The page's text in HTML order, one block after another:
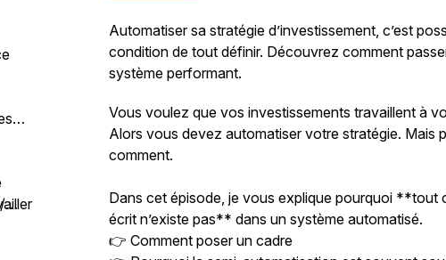
Automatiser sa stratégie d’investissement, c’est
condition de tout définir. Découvrez comment
système performant.
Vous voulez que vos investissements travaillent à
Alors vous devez automatiser votre stratégie. Mais
comment.
Dans cet épisode, je vous explique pourquoi **tout
écrit n’existe pas** dans un système automatisé.
👉 Comment poser un cadre